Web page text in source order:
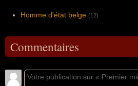
Homme d'état belge (12)
Commentaires